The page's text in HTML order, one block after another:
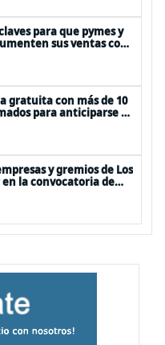
para que pymes y
sus ventas con
gratuita con más de 10
para anticiparse al
y gremios de Los
la convocatoria de